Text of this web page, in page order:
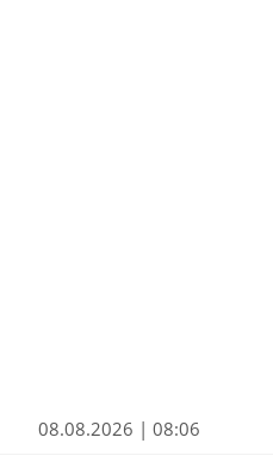
08.08.2026 | 08:06